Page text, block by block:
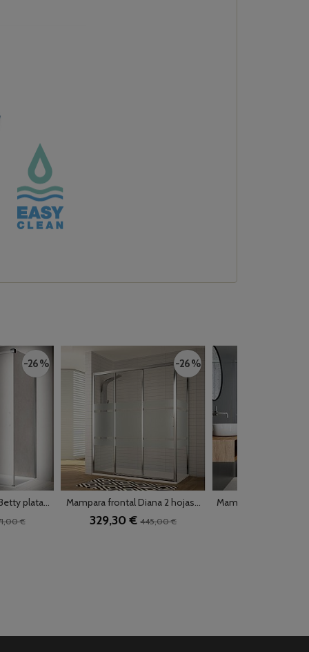
-26 %
plata...
€
-26 %
Mampara frontal Diana 2 hojas...
329,30 € 445,00 €
Mampara frontal